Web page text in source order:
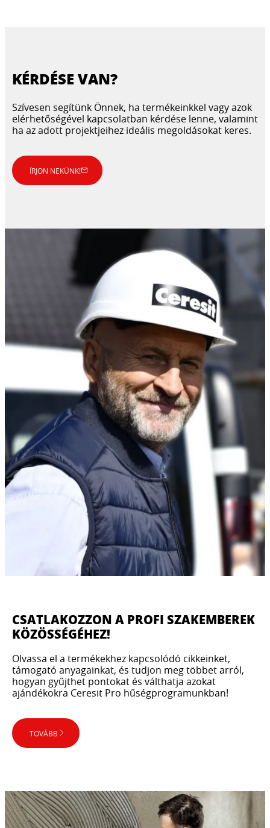
KÉRDÉSE VAN?
Szívesen segítünk Önnek, ha termékeinkkel vagy azok
elérhetőségével kapcsolatban kérdése lenne, valamint
ha az adott projektjeihez ideális megoldásokat keres.
ÍRJON NEKÜNK!
CSATLAKOZZON A PROFI SZAKEMBEREK
KÖZÖSSÉGÉHEZ!
Olvassa el a termékekhez kapcsolódó cikkeinket,
támogató anyagainkat, és tudjon meg többet arról,
hogyan gyűjthet pontokat és válthatja azokat
ajándékokra Ceresit Pro hűségprogramunkban!
TOVÁBB